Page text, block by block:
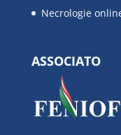
Necrologie
ASSOCIATO